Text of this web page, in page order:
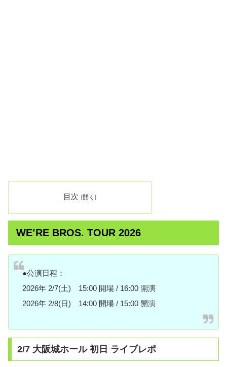
目次
WE’RE BROS. TOUR 2026
●公演日程：
2026年 2/7(土) 15:00 開場 / 16:00 開演
2026年 2/8(日) 14:00 開場 / 15:00 開演
2/7 大阪城ホール 初日 ライブレポ